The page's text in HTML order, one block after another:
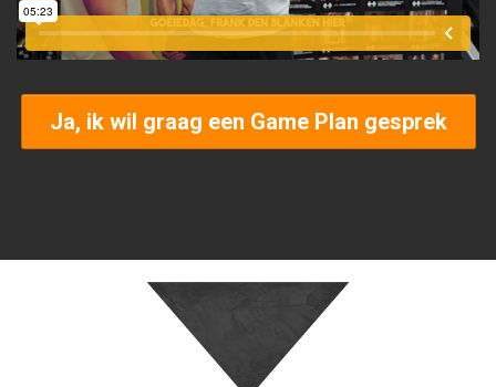
Ja, ik wil graag een Game Plan gesprek